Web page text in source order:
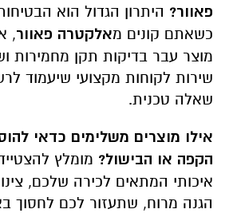
פאוור? היתרון הגדול הוא
כשאתם קונים מאלקטרה פאוור,
מוצר עבר בדיקות תקן מחמירות
שירות לקוחות מקצועי שיעמוד
שאלה טכנית.
אילו מוצרים משלימים כדאי
הקפה או הבישול? מומלץ
איכותי המתאים לכירה שלכם,
הגנה מרוח, שתעזור לכם לחסוך